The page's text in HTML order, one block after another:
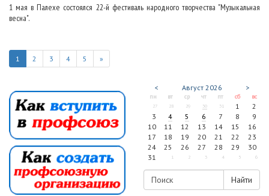
1 мая в Палехе состоялся 22-й фестиваль народного творчества "Музыкальная
весна".
1 2 3 4 5 »
< Август 2026 >
пн вт ср чт пт сб вс
27 28 29 30 31 1
2
3
4 5 6 7 8
9
10
11 12 13 14 15
16
17
18 19 20 21 22
23
24
25 26 27 28 29
30
31
1 2 3 4 5 6
Найти